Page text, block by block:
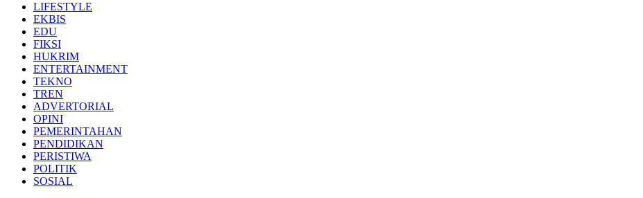
LIFESTYLE
EKBIS
EDU
FIKSI
HUKRIM
ENTERTAINMENT
TEKNO
TREN
ADVERTORIAL
OPINI
PEMERINTAHAN
PENDIDIKAN
PERISTIWA
POLITIK
SOSIAL